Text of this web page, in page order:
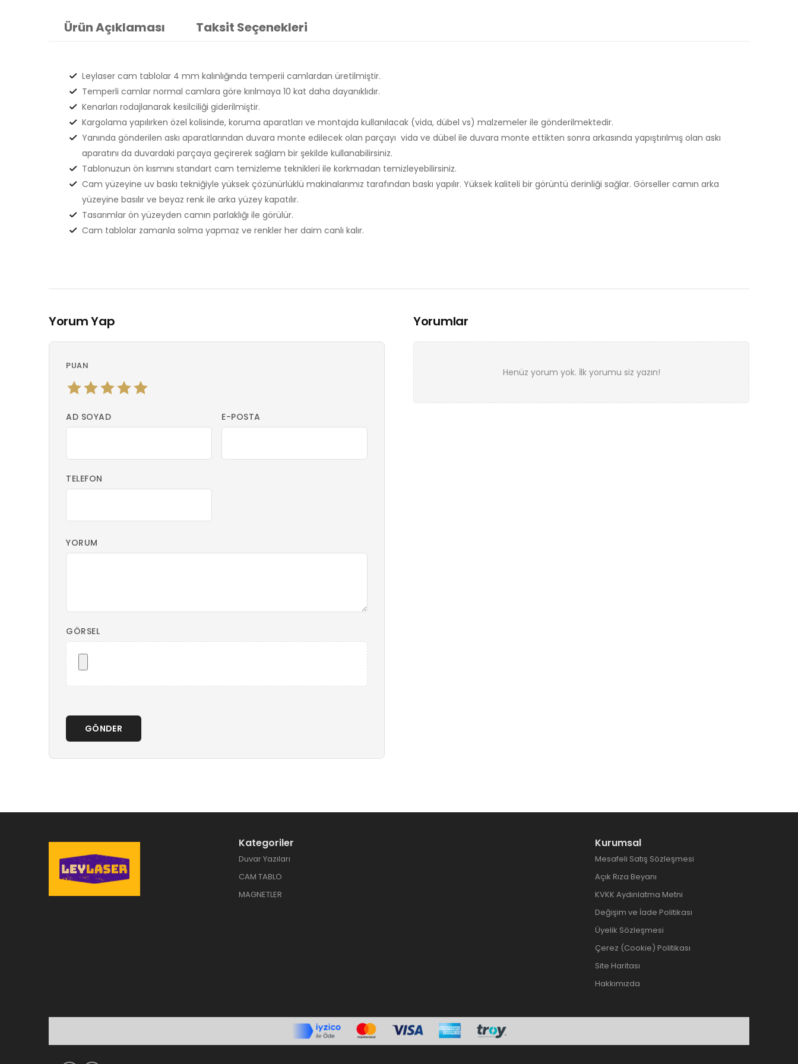
Ürün Açıklaması Taksit Seçenekleri
Leylaser cam tablolar 4 mm kalınlığında temperii camlardan üretilmiştir.
Temperli camlar normal camlara göre kırılmaya 10 kat daha dayanıklıdır.
Kenarları rodajlanarak kesilciliği giderilmiştir.
Kargolama yapılırken özel kolisinde, koruma aparatları ve montajda kullanılacak (vida, dübel vs) malzemeler ile gönderilmektedir.
Yanında gönderilen askı aparatlarından duvara monte edilecek olan parçayı vida ve dübel ile duvara monte ettikten sonra arkasında yapıştırılmış olan askı
aparatını da duvardaki parçaya geçirerek sağlam bir şekilde kullanabilirsiniz.
Tablonuzun ön kısmını standart cam temizleme teknikleri ile korkmadan temizleyebilirsiniz.
Cam yüzeyine uv baskı tekniğiyle yüksek çözünürlüklü makinalarımız tarafından baskı yapılır. Yüksek kaliteli bir görüntü derinliği sağlar. Görseller camın arka
yüzeyine basılır ve beyaz renk ile arka yüzey kapatılır.
Tasarımlar ön yüzeyden camın parlaklığı ile görülür.
Cam tablolar zamanla solma yapmaz ve renkler her daim canlı kalır.
Yorum Yap
PUAN
AD SOYAD E-POSTA
TELEFON
YORUM
GÖRSEL
GÖNDER
Yorumlar
Henüz yorum yok. İlk yorumu siz yazın!
Kategoriler
Duvar Yazıları
CAM TABLO
MAGNETLER
Kurumsal
Mesafeli Satış Sözleşmesi
Açık Rıza Beyanı
KVKK Aydınlatma Metni
Değişim ve İade Politikası
Üyelik Sözleşmesi
Çerez (Cookie) Politikası
Site Haritası
Hakkımızda